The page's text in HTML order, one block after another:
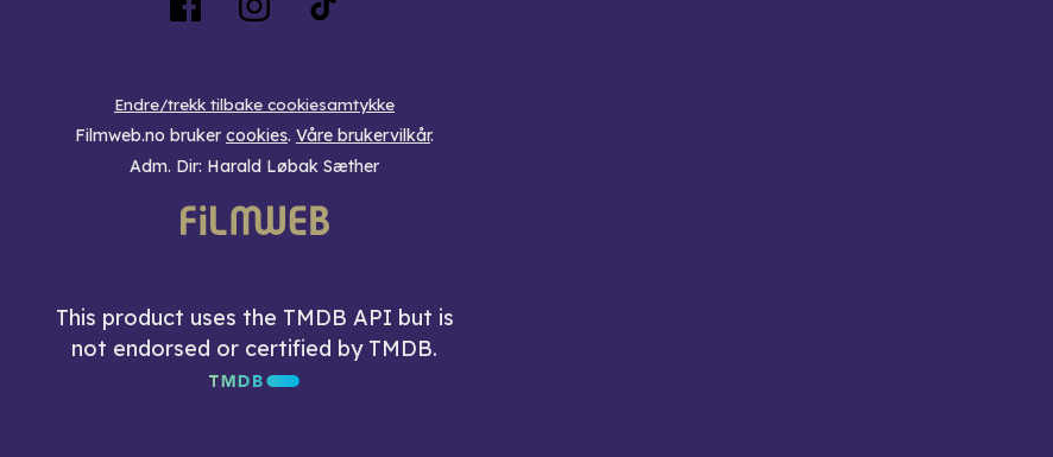
Endre/trekk tilbake cookiesamtykke
Filmweb.no bruker cookies. Våre brukervilkår.
Adm. Dir: Harald Løbak Sæther
This product uses the TMDB API but is
not endorsed or certified by TMDB.